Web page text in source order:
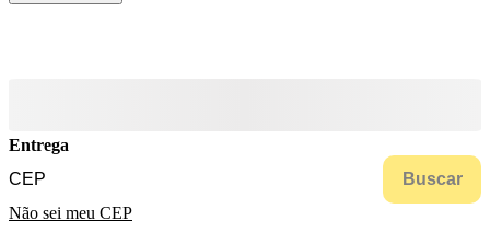
Entrega
Buscar
Não sei meu CEP